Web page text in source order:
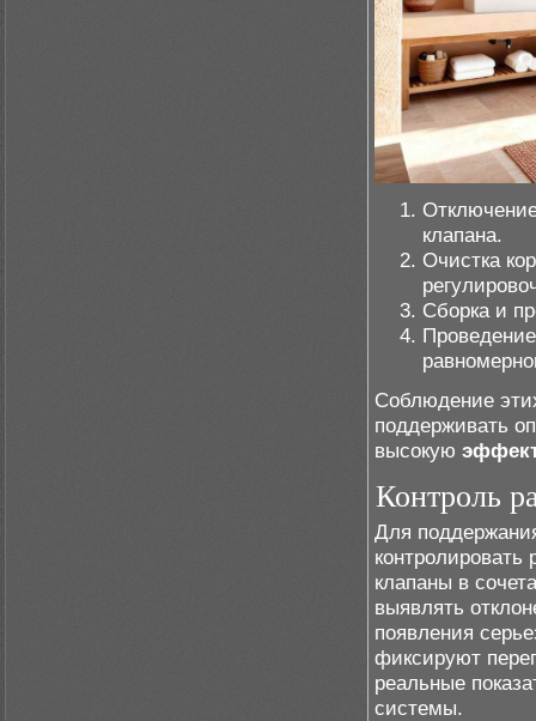
клапана.
Очистка
Сборка и
Соблюдение
поддерживать
высокую
Контроль
Для
клапаны в
выявлять
появления
фиксируют
реальные
системы.